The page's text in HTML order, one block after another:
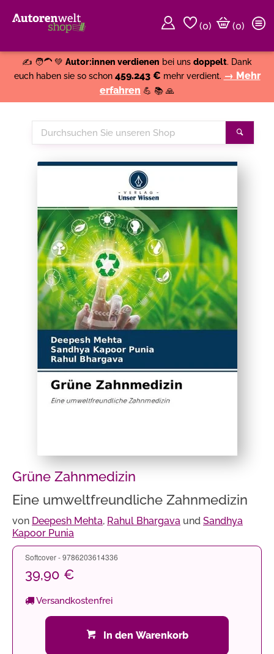
(0)
(0)
✍️ 🧑‍🦱 💚 Autor:innen verdienen bei uns doppelt. Dank
euch haben sie so schon 459.243 € mehr verdient. → Mehr
erfahren 💪 📚 🙏
Durchsuchen
Sie
Grüne Zahnmedizin
Eine umweltfreundliche Zahnmedizin
von Deepesh Mehta, Rahul Bhargava und Sandhya
Kapoor Punia
Softcover - 9786203614336
39,90 €
Versandkostenfrei
In den Warenkorb